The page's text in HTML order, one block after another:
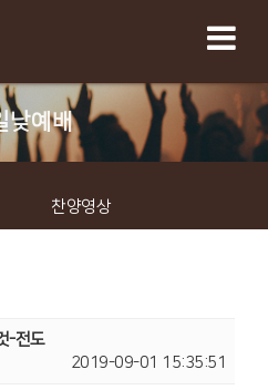
낮예배
찬양영상
-전도
2019-09-01 15:35:51